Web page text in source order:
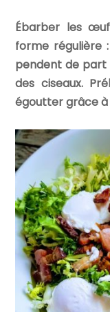
Ébarber les
forme régulière
pendent de part
des ciseaux.
égoutter grâce à